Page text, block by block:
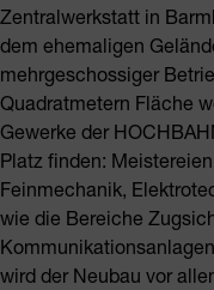
Zentralwerkstatt in
dem ehemaligen
mehrgeschossiger
Quadratmetern Fläche
Gewerke der
Platz finden:
Feinmechanik,
wie die Bereiche
wird der Neubau vor